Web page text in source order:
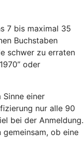
7 bis maximal 35
Buchstaben
schwer zu erraten
oder
Sinne einer
nur alle 90
bei der Anmeldung.
gemeinsam, ob eine